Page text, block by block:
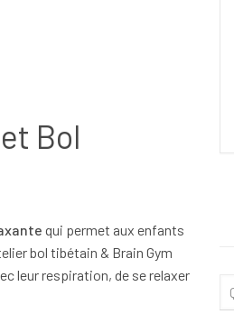
Bol
qui permet aux enfants
bol tibétain & Brain Gym
leur respiration, de se relaxer